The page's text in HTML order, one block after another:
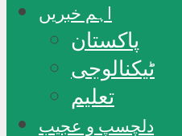
اہم خبریں
پاکستان
ٹیکنالوجی
تعلیم
دلچسپ و عجیب